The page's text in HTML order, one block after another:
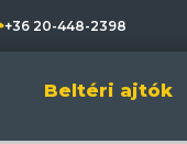
+36 20-448-2398
Beltéri ajtók